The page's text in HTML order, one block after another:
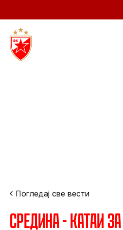
Погледај све вести
Средина - Катаи